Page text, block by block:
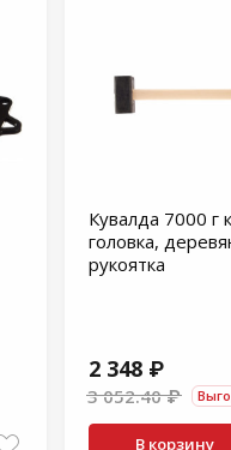
Кувалда 7000 г
головка,
рукоятка
2 348 ₽
3 052.40 ₽
В корзину